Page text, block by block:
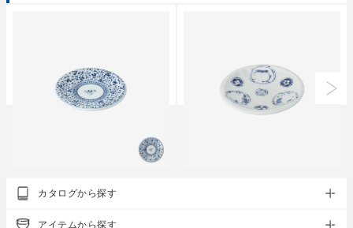
クラシノウツワ
藍屋 豆皿
藍染唐草 / 藍染丸紋 / 兎濃唐草
カタログから探す
アイテムから探す